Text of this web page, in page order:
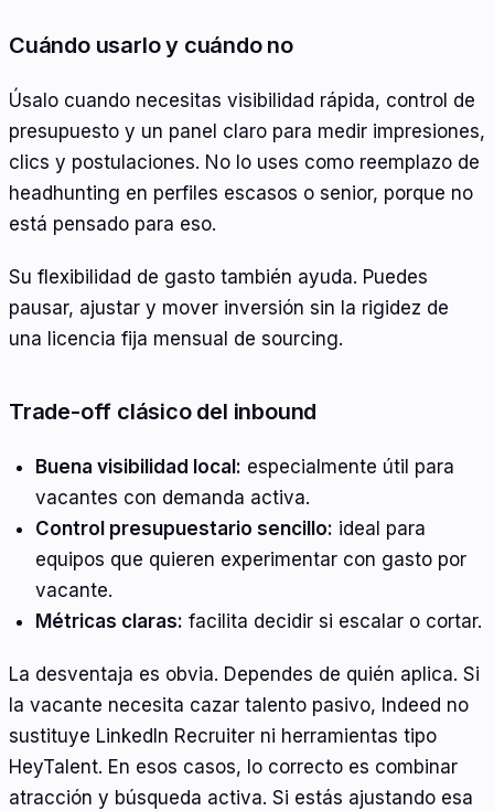
Cuándo usarlo y cuándo no
Úsalo cuando necesitas visibilidad rápida, control de
presupuesto y un panel claro para medir impresiones,
clics y postulaciones. No lo uses como reemplazo de
headhunting en perfiles escasos o senior, porque no
está pensado para eso.
Su flexibilidad de gasto también ayuda. Puedes
pausar, ajustar y mover inversión sin la rigidez de
una licencia fija mensual de sourcing.
Trade-off clásico del inbound
Buena visibilidad local: especialmente útil para
vacantes con demanda activa.
Control presupuestario sencillo: ideal para
equipos que quieren experimentar con gasto por
vacante.
Métricas claras: facilita decidir si escalar o cortar.
La desventaja es obvia. Dependes de quién aplica. Si
la vacante necesita cazar talento pasivo, Indeed no
sustituye LinkedIn Recruiter ni herramientas tipo
HeyTalent. En esos casos, lo correcto es combinar
atracción y búsqueda activa. Si estás ajustando esa